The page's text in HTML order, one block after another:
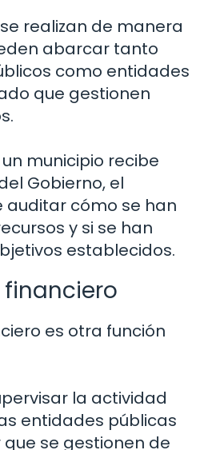
realizan de manera
abarcar tanto
como entidades
que gestionen
municipio recibe
Gobierno, el
auditar cómo se han
y si se han
establecidos.
financiero
es otra función
la actividad
entidades públicas
se gestionen de